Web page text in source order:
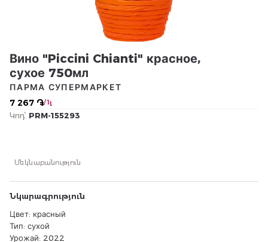
Вино "Piccini Chianti" красное,
сухое 750мл
7 267 ֏/ 1լ
ПАРМА СУПЕРМАРКЕТ
Կոդ՝ PRM-155293
Մեկնաբանություն
Նկարագրություն
Цвет: красный
Тип: сухой
Урожай: 2022